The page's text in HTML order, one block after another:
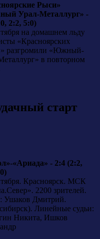
Рыси»
Урал-Металлург» -
2:2, 5:0)
на домашнем льду
«Красноярских
разгромили «Южный-
в повторном
старт
«Ариада» - 2:4 (2:2,
Красноярск. МСК
2200 зрителей.
Ушаков Дмитрий.
Линейные судьи:
Никита, Ишков